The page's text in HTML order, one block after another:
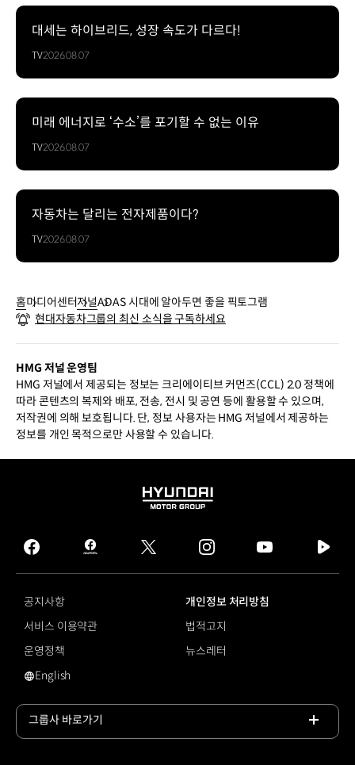
대세는 하이브리드, 성장 속도가 다르다!
TV2026.08.07
미래 에너지로 ‘수소’를 포기할 수 없는 이유
TV2026.08.07
자동차는 달리는 전자제품이다?
TV2026.08.07
홈미디어센터저널ADAS 시대에 알아두면 좋을 픽토그램
현대자동차그룹의 최신 소식을 구독하세요
HMG 저널 운영팀
HMG 저널에서 제공되는 정보는 크리에이티브 커먼즈(CCL) 2.0 정책에
따라 콘텐츠의 복제와 배포, 전송, 전시 및 공연 등에 활용할 수 있으며,
저작권에 의해 보호됩니다. 단, 정보 사용자는 HMG 저널에서 제공하는
정보를 개인 목적으로만 사용할 수 있습니다.
HYUNDAI
GROUP
facebook
hmg
journal
twitter instagram
tv
공지사항
개인정보 처리방침
서비스 이용약관
법적고지
운영정책
뉴스레터
영문 사이트로 이동
English
그룹사 바로가기